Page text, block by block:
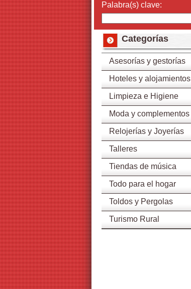
Palabra(s) clave:
Categorías
Asesorías y gestorías
Hoteles y alojamientos
Limpieza e Higiene
Moda y complementos
Relojerías y Joyerías
Talleres
Tiendas de música
Todo para el hogar
Toldos y Pergolas
Turismo Rural